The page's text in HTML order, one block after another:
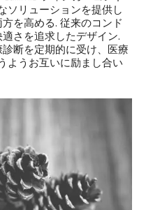
ソリューションを提供し
を高める. 従来のコンド
さを追求したデザイン.
断を定期的に受け、医療
ようお互いに励まし合い